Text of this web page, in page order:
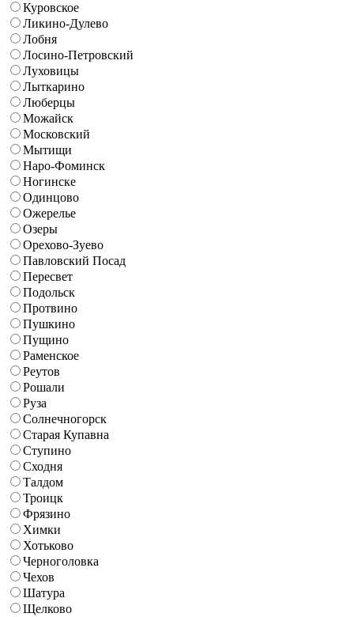
Куровское
Ликино-Дулево
Лобня
Лосино-Петровский
Луховицы
Лыткарино
Люберцы
Можайск
Московский
Мытищи
Наро-Фоминск
Ногинске
Одинцово
Ожерелье
Озеры
Орехово-Зуево
Павловский Посад
Пересвет
Подольск
Протвино
Пушкино
Пущино
Раменское
Реутов
Рошали
Руза
Солнечногорск
Старая Купавна
Ступино
Сходня
Талдом
Троицк
Фрязино
Химки
Хотьково
Черноголовка
Чехов
Шатура
Щелково